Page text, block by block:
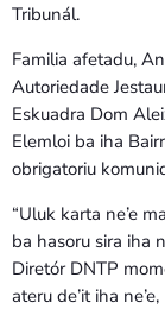
Tribunál.
Familia afetadu,
Autoriedade
Eskuadra Dom
Elemloi ba iha
obrigatoriu
“Uluk karta ne’e
ba hasoru sira iha
Diretór DNTP
ateru de’it iha